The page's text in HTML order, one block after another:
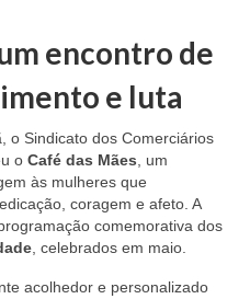
encontro de
e luta
o Sindicato dos Comerciários
o Café das Mães, um
às mulheres que
coragem e afeto. A
comemorativa dos
, celebrados em maio.
acolhedor e personalizado